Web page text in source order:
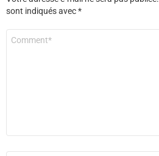
sont indiqués avec*